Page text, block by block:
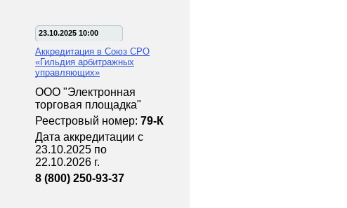
23.10.2025 10:00
Аккредитация в Союз СРО
«Гильдия арбитражных
управляющих»
ООО "Электронная
торговая площадка"
Реестровый номер: 79-К
Дата аккредитации с
23.10.2025 по
22.10.2026 г.
8 (800) 250-93-37